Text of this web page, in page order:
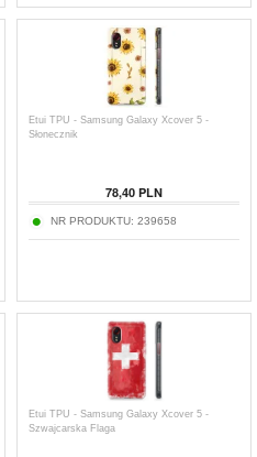
Etui TPU - Samsung Galaxy Xcover 5 -
Słonecznik
78,40 PLN
NR PRODUKTU: 239658
Etui TPU - Samsung Galaxy Xcover 5 -
Szwajcarska Flaga